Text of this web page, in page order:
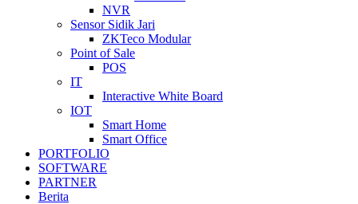
NVR
Sensor Sidik Jari
ZKTeco Modular
Point of Sale
POS
IT
Interactive White Board
IOT
Smart Home
Smart Office
PORTFOLIO
SOFTWARE
PARTNER
Berita